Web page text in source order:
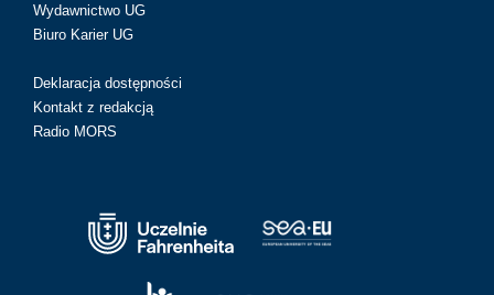
Wydawnictwo UG
Biuro Karier UG
Deklaracja dostępności
Kontakt z redakcją
Radio MORS